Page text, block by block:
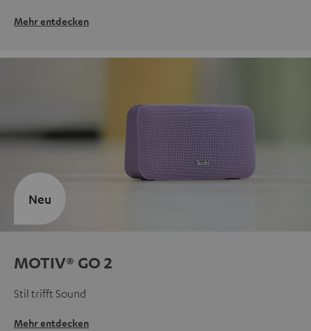
Mehr entdecken
MOTIV® GO 2
Stil trifft Sound
Mehr entdecken
Neu